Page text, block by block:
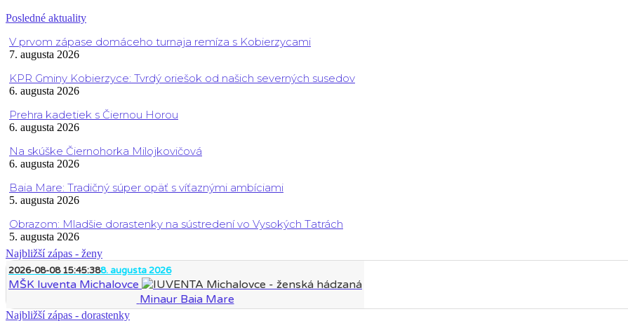
Posledné aktuality
V prvom zápase domáceho turnaja remíza s Kobierzycami
7. augusta 2026
KPR Gminy Kobierzyce: Tvrdý oriešok od našich severných susedov
6. augusta 2026
Prehra kadetiek s Čiernou Horou
6. augusta 2026
Na skúške Čiernohorka Milojkovičová
6. augusta 2026
Baia Mare: Tradičný súper opäť s víťaznými ambíciami
5. augusta 2026
Obrazom: Mladšie dorastenky na sústredení vo Vysokých Tatrách
5. augusta 2026
Najbližší zápas - ženy
2026-08-08 15:45:388. augusta 2026
MŠK Iuventa Michalovce
Minaur Baia Mare
Najbližší zápas - dorastenky